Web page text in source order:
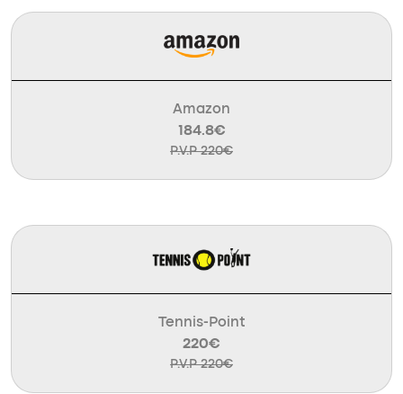
Amazon
184.8€
P.V.P 220€
Tennis-Point
220€
P.V.P 220€